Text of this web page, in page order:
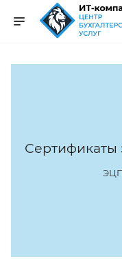
Сертификаты